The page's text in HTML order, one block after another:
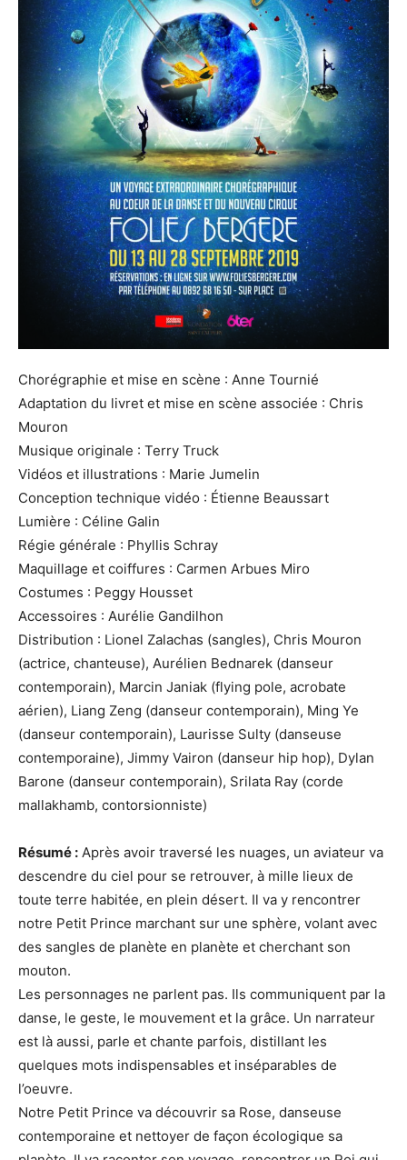
Chorégraphie et mise en scène : Anne Tournié
Adaptation du livret et mise en scène associée : Chris
Mouron
Musique originale : Terry Truck
Vidéos et illustrations : Marie Jumelin
Conception technique vidéo : Étienne Beaussart
Lumière : Céline Galin
Régie générale : Phyllis Schray
Maquillage et coiffures : Carmen Arbues Miro
Costumes : Peggy Housset
Accessoires : Aurélie Gandilhon
Distribution : Lionel Zalachas (sangles), Chris Mouron
(actrice, chanteuse), Aurélien Bednarek (danseur
contemporain), Marcin Janiak (flying pole, acrobate
aérien), Liang Zeng (danseur contemporain), Ming Ye
(danseur contemporain), Laurisse Sulty (danseuse
contemporaine), Jimmy Vairon (danseur hip hop), Dylan
Barone (danseur contemporain), Srilata Ray (corde
mallakhamb, contorsionniste)
Résumé : Après avoir traversé les nuages, un aviateur va
descendre du ciel pour se retrouver, à mille lieux de
toute terre habitée, en plein désert. Il va y rencontrer
notre Petit Prince marchant sur une sphère, volant avec
des sangles de planète en planète et cherchant son
mouton.
Les personnages ne parlent pas. Ils communiquent par la
danse, le geste, le mouvement et la grâce. Un narrateur
est là aussi, parle et chante parfois, distillant les
quelques mots indispensables et inséparables de
l’oeuvre.
Notre Petit Prince va découvrir sa Rose, danseuse
contemporaine et nettoyer de façon écologique sa